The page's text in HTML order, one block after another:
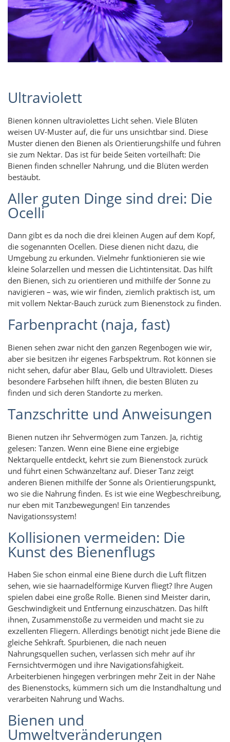
Ultraviolett
Bienen können ultraviolettes Licht sehen. Viele Blüten
weisen UV-Muster auf, die für uns unsichtbar sind. Diese
Muster dienen den Bienen als Orientierungshilfe und führen
sie zum Nektar. Das ist für beide Seiten vorteilhaft: Die
Bienen finden schneller Nahrung, und die Blüten werden
bestäubt.
Aller guten Dinge sind drei: Die
Ocelli
Dann gibt es da noch die drei kleinen Augen auf dem Kopf,
die sogenannten Ocellen. Diese dienen nicht dazu, die
Umgebung zu erkunden. Vielmehr funktionieren sie wie
kleine Solarzellen und messen die Lichtintensität. Das hilft
den Bienen, sich zu orientieren und mithilfe der Sonne zu
navigieren – was, wie wir finden, ziemlich praktisch ist, um
mit vollem Nektar-Bauch zurück zum Bienenstock zu finden.
Farbenpracht (naja, fast)
Bienen sehen zwar nicht den ganzen Regenbogen wie wir,
aber sie besitzen ihr eigenes Farbspektrum. Rot können sie
nicht sehen, dafür aber Blau, Gelb und Ultraviolett. Dieses
besondere Farbsehen hilft ihnen, die besten Blüten zu
finden und sich deren Standorte zu merken.
Tanzschritte und Anweisungen
Bienen nutzen ihr Sehvermögen zum Tanzen. Ja, richtig
gelesen: Tanzen. Wenn eine Biene eine ergiebige
Nektarquelle entdeckt, kehrt sie zum Bienenstock zurück
und führt einen Schwänzeltanz auf. Dieser Tanz zeigt
anderen Bienen mithilfe der Sonne als Orientierungspunkt,
wo sie die Nahrung finden. Es ist wie eine Wegbeschreibung,
nur eben mit Tanzbewegungen! Ein tanzendes
Navigationssystem!
Kollisionen vermeiden: Die
Kunst des Bienenflugs
Haben Sie schon einmal eine Biene durch die Luft flitzen
sehen, wie sie haarnadelförmige Kurven fliegt? Ihre Augen
spielen dabei eine große Rolle. Bienen sind Meister darin,
Geschwindigkeit und Entfernung einzuschätzen. Das hilft
ihnen, Zusammenstöße zu vermeiden und macht sie zu
exzellenten Fliegern. Allerdings benötigt nicht jede Biene die
gleiche Sehkraft. Spurbienen, die nach neuen
Nahrungsquellen suchen, verlassen sich mehr auf ihr
Fernsichtvermögen und ihre Navigationsfähigkeit.
Arbeiterbienen hingegen verbringen mehr Zeit in der Nähe
des Bienenstocks, kümmern sich um die Instandhaltung und
verarbeiten Nahrung und Wachs.
Bienen und
Umweltveränderungen